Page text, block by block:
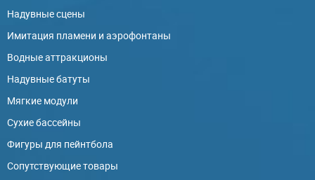
Надувные сцены
Имитация пламени и аэрофонтаны
Водные аттракционы
Надувные батуты
Мягкие модули
Сухие бассейны
Фигуры для пейнтбола
Сопутствующие товары